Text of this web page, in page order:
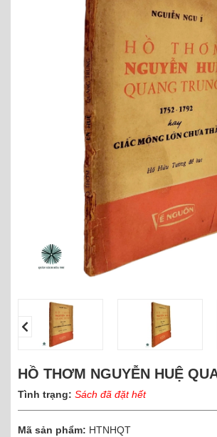
HỒ THƠM NGUYỄN HUỆ
Tình trạng: Sách đã đặt hết
Mã sản phẩm: HTNHQT